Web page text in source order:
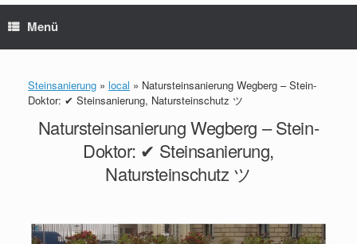
Menü
Steinsanierung » local » Natursteinsanierung Wegberg – Stein-
Doktor: ✔ Steinsanierung, Natursteinschutz ツ
Natursteinsanierung Wegberg – Stein-
Doktor: ✔ Steinsanierung,
Natursteinschutz ツ